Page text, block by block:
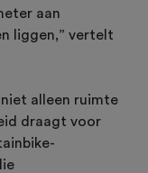
aan
liggen,” vertelt
alleen ruimte
draagt voor